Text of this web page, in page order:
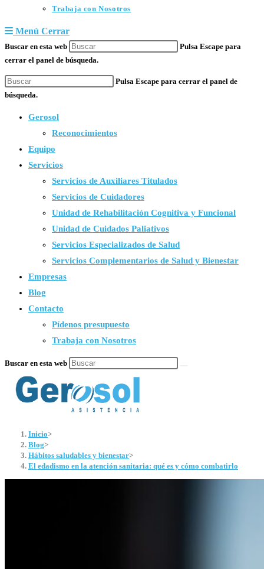
Trabaja con Nosotros
Menú Cerrar
Buscar en esta web
Pulsa Escape para
cerrar el panel de búsqueda.
Pulsa Escape para cerrar el panel de
búsqueda.
Gerosol
Reconocimientos
Equipo
Servicios
Servicios de Auxiliares Titulados
Servicios de Cuidadores
Unidad de Rehabilitación Cognitiva y Funcional
Unidad de Cuidados Paliativos
Servicios Especializados de Salud
Servicios Complementarios de Salud y Bienestar
Empresas
Blog
Contacto
Pídenos presupuesto
Trabaja con Nosotros
Buscar en esta web
Inicio>
Blog>
Hábitos saludables y bienestar>
El edadismo en la atención sanitaria: qué es y cómo combatirlo